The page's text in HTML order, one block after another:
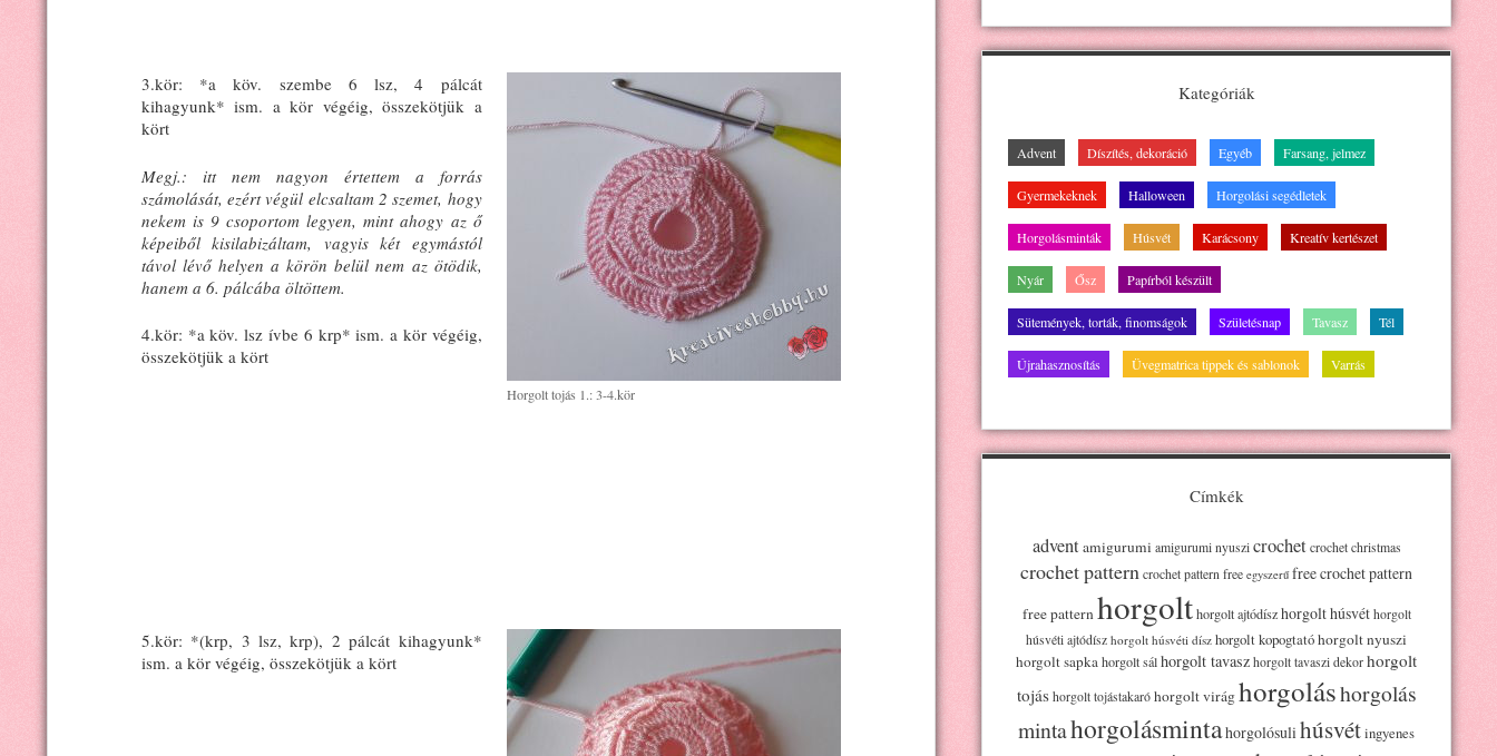
Horgolt tojás 1.: 3-4.kör
3.kör: *a köv. szembe 6 lsz, 4 pálcát
kihagyunk* ism. a kör végéig, összekötjük a
kört
Megj.: itt nem nagyon értettem a forrás
számolását, ezért végül elcsaltam 2 szemet, hogy
nekem is 9 csoportom legyen, mint ahogy az ő
képeiből kisilabizáltam, vagyis két egymástól
távol lévő helyen a körön belül nem az ötödik,
hanem a 6. pálcába öltöttem.
4.kör: *a köv. lsz ívbe 6 krp* ism. a kör végéig,
összekötjük a kört
5.kör: *(krp, 3 lsz, krp), 2 pálcát kihagyunk*
ism. a kör végéig, összekötjük a kört
Kategóriák
Advent Díszítés, dekoráció Egyéb Farsang, jelmez
Gyermekeknek Halloween Horgolási segédletek
Horgolásminták Húsvét Karácsony Kreatív kertészet
Nyár Ősz Papírból készült
Sütemények, torták, finomságok Születésnap Tavasz Tél
Újrahasznosítás Üvegmatrica tippek és sablonok Varrás
Címkék
adventamigurumi amigurumi nyuszi crochet crochet christmas
crochet pattern crochet pattern free egyszerű free crochet pattern
free patternhorgolt horgolt ajtódísz horgolt húsvét horgolt
húsvéti ajtódísz horgolt húsvéti dísz horgolt kopogtatóhorgolt nyuszi
horgolt sapkahorgolt sálhorgolt tavasz horgolt tavaszi dekor horgolt
tojás horgolt tojástakaró horgolt virághorgoláshorgolás
mintahorgolásmintahorgolósulihúsvétingyenes